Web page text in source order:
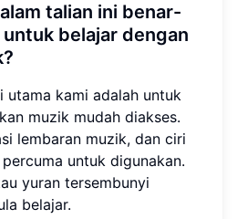
talian ini benar-
belajar dengan
utama kami adalah untuk
muzik mudah diakses.
lembaran muzik, dan ciri
untuk digunakan.
yuran tersembunyi
belajar.